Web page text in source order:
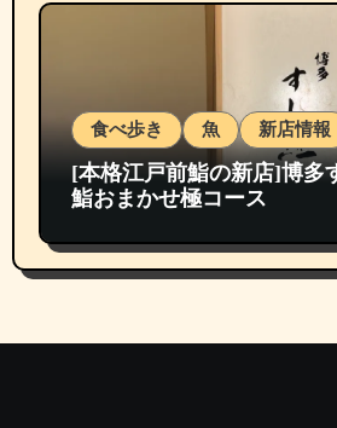
食べ歩き 魚 新店情報
[本格江戸前鮨の新店]博多
鮨おまかせ極コース